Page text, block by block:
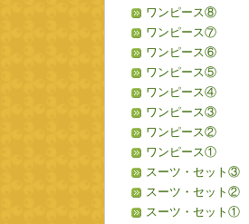
ワンピース⑧
ワンピース⑦
ワンピース⑥
ワンピース⑤
ワンピース④
ワンピース③
ワンピース②
ワンピース①
スーツ・セット③
スーツ・セット②
スーツ・セット①